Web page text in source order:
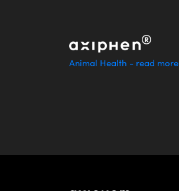
Animal Health - read more